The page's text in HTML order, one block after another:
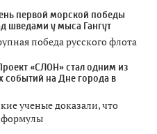
первой морской победы
шведами у мыса Гангут
победа русского флота
«СЛОН» стал одним из
событий на Дне города в
ученые доказали, что
формулы